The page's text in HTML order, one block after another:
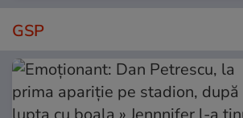
GSP